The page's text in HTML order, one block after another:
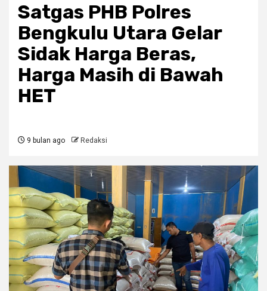
Satgas PHB Polres
Bengkulu Utara Gelar
Sidak Harga Beras,
Harga Masih di Bawah
HET
9 bulan ago Redaksi